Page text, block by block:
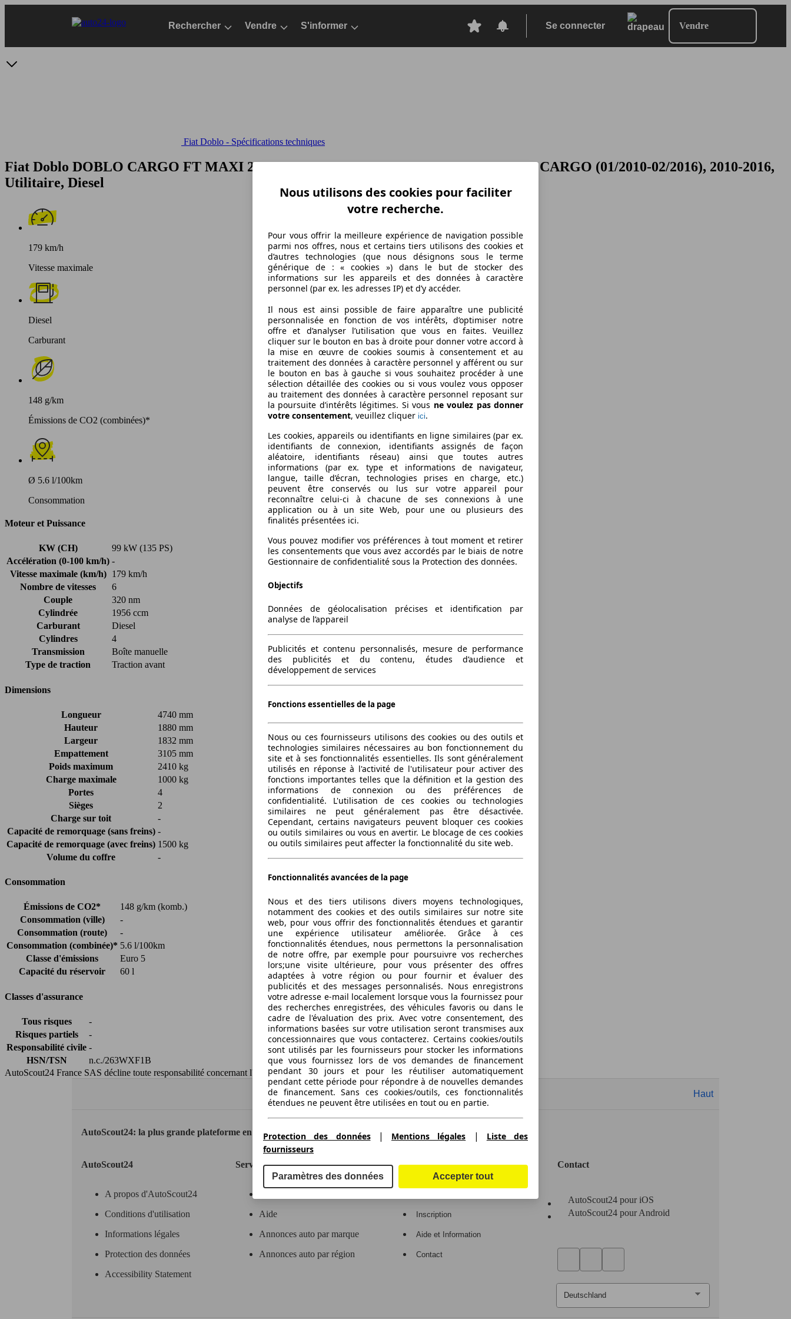
Rechercher Vendre S'informer Se connecter Vendre
Fiat Doblo - Spécifications techniques
Fiat Doblo DOBLO CARGO FT MAXI 2.0 MULTIJET 135 EURO 5 S&S DPFDOBLO CARGO (01/2010-02/2016), 2010-2016,
Utilitaire, Diesel
179 km/h
Vitesse maximale
Diesel
Carburant
148 g/km
Émissions de CO2 (combinées)*
Ø 5.6 l/100km
Consommation
Moteur et Puissance
KW (CH)
99 kW (135 PS)
Accélération (0-100 km/h) -
Vitesse maximale (km/h)
179 km/h
Nombre de vitesses
6
Couple
320 nm
Cylindrée
1956 ccm
Carburant
Diesel
Cylindres
4
Transmission
Boîte manuelle
Type de traction
Traction avant
Dimensions
Longueur
4740 mm
Hauteur
1880 mm
Largeur
1832 mm
Empattement
3105 mm
Poids maximum
2410 kg
Charge maximale
1000 kg
Portes
4
Sièges
2
Charge sur toit
-
Capacité de remorquage (sans freins) -
Capacité de remorquage (avec freins) 1500 kg
Volume du coffre
-
Consommation
Émissions de CO2*
148 g/km (komb.)
Consommation (ville)
-
Consommation (route)
-
Consommation (combinée)* 5.6 l/100km
Classe d'émissions
Euro 5
Capacité du réservoir
60 l
Classes d'assurance
Tous risques
-
Risques partiels
-
Responsabilité civile -
HSN/TSN
n.c./263WXF1B
AutoScout24 France SAS décline toute responsabilité concernant l''exactitude des indications fournies.
Haut
AutoScout24: la plus grande plateforme en ligne de voitures en Europe
AutoScout24
A propos d'AutoScout24
Conditions d'utilisation
Informations légales
Protection des données
Accessibility Statement
Service
Aide
Annonces auto par marque
Annonces auto par région
Espace Pro
Inscription
Aide et Information
Contact
Contact
AutoScout24 pour iOS
AutoScout24 pour Android
Nous utilisons des cookies pour faciliter
votre recherche.
Pour vous offrir la meilleure expérience de navigation possible
parmi nos offres, nous et certains tiers utilisons des cookies et
d’autres technologies (que nous désignons sous le terme
générique de : « cookies ») dans le but de stocker des
informations sur les appareils et des données à caractère
personnel (par ex. les adresses IP) et d’y accéder.
Il nous est ainsi possible de faire apparaître une publicité
personnalisée en fonction de vos intérêts, d’optimiser notre
offre et d’analyser l’utilisation que vous en faites. Veuillez
cliquer sur le bouton en bas à droite pour donner votre accord à
la mise en œuvre de cookies soumis à consentement et au
traitement des données à caractère personnel y afférent ou sur
le bouton en bas à gauche si vous souhaitez procéder à une
sélection détaillée des cookies ou si vous voulez vous opposer
au traitement des données à caractère personnel reposant sur
la poursuite d’intérêts légitimes. Si vous ne voulez pas donner
votre consentement, veuillez cliquer ici.
Les cookies, appareils ou identifiants en ligne similaires (par ex.
identifiants de connexion, identifiants assignés de façon
aléatoire, identifiants réseau) ainsi que toutes autres
informations (par ex. type et informations de navigateur,
langue, taille d’écran, technologies prises en charge, etc.)
peuvent être conservés ou lus sur votre appareil pour
reconnaître celui-ci à chacune de ses connexions à une
application ou à un site Web, pour une ou plusieurs des
finalités présentées ici.
Vous pouvez modifier vos préférences à tout moment et retirer
les consentements que vous avez accordés par le biais de notre
Gestionnaire de confidentialité sous la Protection des données.
Objectifs
Données de géolocalisation précises et identification par
analyse de l’appareil
Publicités et contenu personnalisés, mesure de performance
des publicités et du contenu, études d’audience et
développement de services
Fonctions essentielles de la page
Nous ou ces fournisseurs utilisons des cookies ou des outils et
technologies similaires nécessaires au bon fonctionnement du
site et à ses fonctionnalités essentielles. Ils sont généralement
utilisés en réponse à l'activité de l'utilisateur pour activer des
fonctions importantes telles que la définition et la gestion des
informations de connexion ou des préférences de
confidentialité. L'utilisation de ces cookies ou technologies
similaires ne peut généralement pas être désactivée.
Cependant, certains navigateurs peuvent bloquer ces cookies
ou outils similaires ou vous en avertir. Le blocage de ces cookies
ou outils similaires peut affecter la fonctionnalité du site web.
Fonctionnalités avancées de la page
Nous et des tiers utilisons divers moyens technologiques,
notamment des cookies et des outils similaires sur notre site
web, pour vous offrir des fonctionnalités étendues et garantir
une expérience utilisateur améliorée. Grâce à ces
fonctionnalités étendues, nous permettons la personnalisation
de notre offre, par exemple pour poursuivre vos recherches
lors;une visite ultérieure, pour vous présenter des offres
adaptées à votre région ou pour fournir et évaluer des
publicités et des messages personnalisés. Nous enregistrons
votre adresse e-mail localement lorsque vous la fournissez pour
des recherches enregistrées, des véhicules favoris ou dans le
cadre de l'évaluation des prix. Avec votre consentement, des
informations basées sur votre utilisation seront transmises aux
concessionnaires que vous contacterez. Certains cookies/outils
sont utilisés par les fournisseurs pour stocker les informations
que vous fournissez lors de vos demandes de financement
pendant 30 jours et pour les réutiliser automatiquement
pendant cette période pour répondre à de nouvelles demandes
de financement. Sans ces cookies/outils, ces fonctionnalités
étendues ne peuvent être utilisées en tout ou en partie.
Nous travaillons avec 263 fournisseurs.
Protection des données| Mentions légales |
Liste des
fournisseurs
Paramètres des données Accepter tout